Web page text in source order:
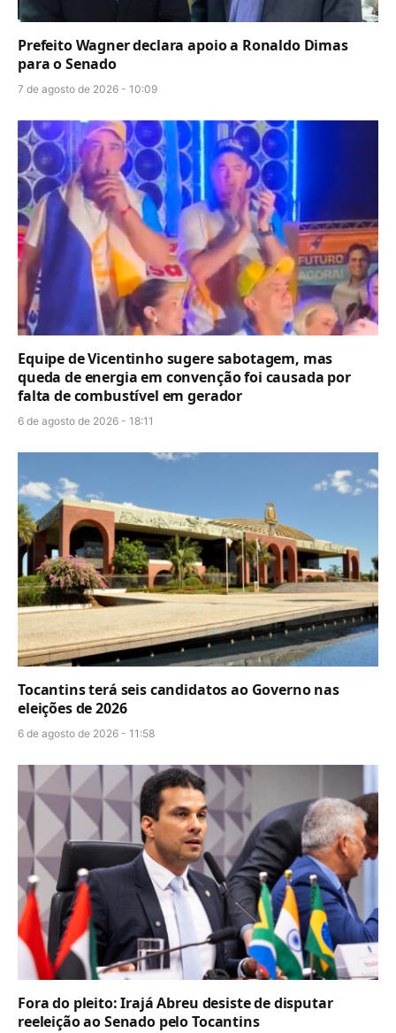
Prefeito Wagner declara apoio a Ronaldo Dimas
para o Senado
7 de agosto de 2026 - 10:09
Equipe de Vicentinho sugere sabotagem, mas
queda de energia em convenção foi causada por
falta de combustível em gerador
6 de agosto de 2026 - 18:11
Tocantins terá seis candidatos ao Governo nas
eleições de 2026
6 de agosto de 2026 - 11:58
Fora do pleito: Irajá Abreu desiste de disputar
reeleição ao Senado pelo Tocantins